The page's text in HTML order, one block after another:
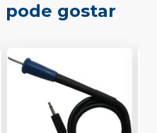
pode gostar